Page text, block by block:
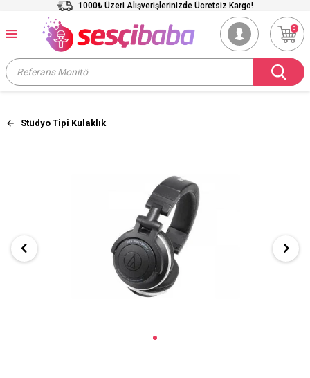
1000₺ Üzeri Alışverişlerinizde Ücretsiz Kargo!
0
Stüdyo Tipi Kulaklık